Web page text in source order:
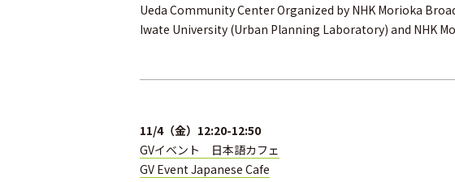
Ueda Community Center Organized by NHK Morioka
Iwate University (Urban Planning Laboratory) and NHK
11/4（金）12:20-12:50
GVイベント 日本語カフェ
GV Event Japanese Cafe